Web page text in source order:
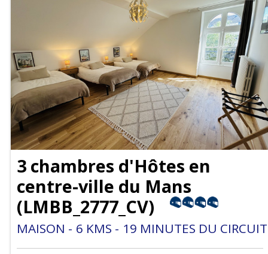
3 chambres d'Hôtes en
centre-ville du Mans
(LMBB_2777_CV)
MAISON 6 KMS 19 MINUTES DU CIRCUIT